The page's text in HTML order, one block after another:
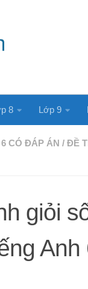
8 Lớp 9
CÓ ĐÁP ÁN / ĐỀ
giỏi